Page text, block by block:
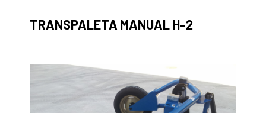
TRANSPALETA MANUAL H-2